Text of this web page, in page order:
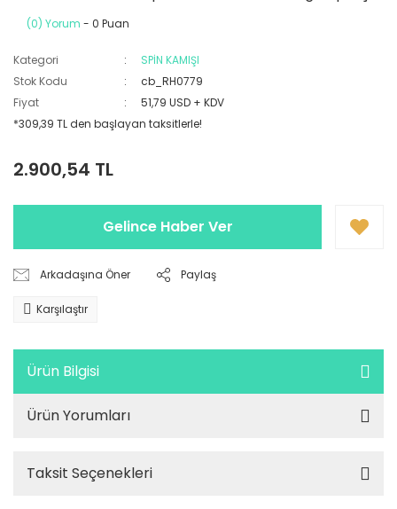
(0) Yorum - 0 Puan
Kategori
SPİN KAMIŞI
Stok Kodu
cb_RH0779
Fiyat
51,79 USD + KDV
*309,39 TL den başlayan taksitlerle!
2.900,54 TL
Gelince Haber Ver
Arkadaşına Öner Paylaş
Karşılaştır
Ürün Bilgisi
Ürün Yorumları
Taksit Seçenekleri